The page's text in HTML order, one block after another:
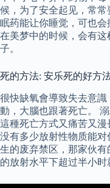
候，为了安全起见，常
眠药能让你睡觉，可也
在美梦中的时候，会有
子。
死的方法: 安乐死的好方
很快缺氧會導致失去意
動，大腦也跟著死亡。
這種死亡方式又痛苦又
没有多少放射性物质能
生的废弃禁区，那家伙
的放射水平下超过半小时